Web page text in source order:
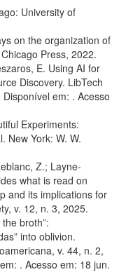
University of
on the organization of
Press, 2022.
E. Using AI for
Discovery. LibTech
em: . Acesso
Experiments:
New York: W. W.
Z.; Layne-
what is read on
and its implications for
v. 12, n. 3, 2025.
broth”:
into oblivion.
v. 44, n. 2,
. Acesso em: 18 jun.